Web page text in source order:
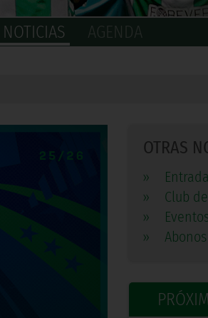
NOTICIAS AGENDA
OTRAS
»
»
Club
»
Eventos
»